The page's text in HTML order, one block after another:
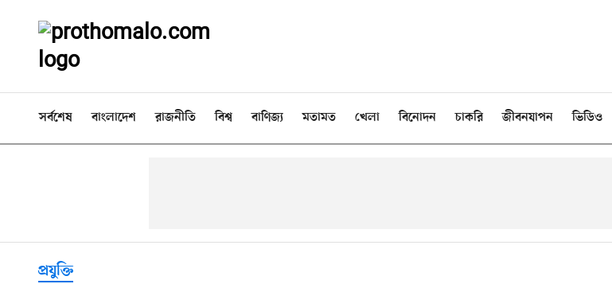
সর্বশেষ বাংলাদেশ রাজনীতি বিশ্ব বাণিজ্য মতামত খেলা বিনোদন চাকরি জীবনযাপন ভিডিও
প্রযুক্তি